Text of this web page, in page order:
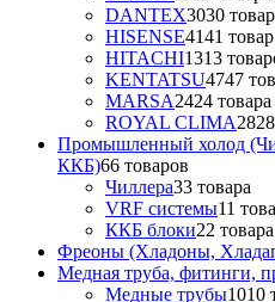
DANTEX3030
HISENSE4141 товар
HITACHI1313
KENTATSU4747
MARSA2424 товара
ROYAL CLIMA28
Промышленный холод
ККБ)66 товаров
Чиллера33 товара
VRF системы11
ККБ блоки22 товара
Фреоны (Хладоны,
Медная труба, фитинги,
Медные трубы1010